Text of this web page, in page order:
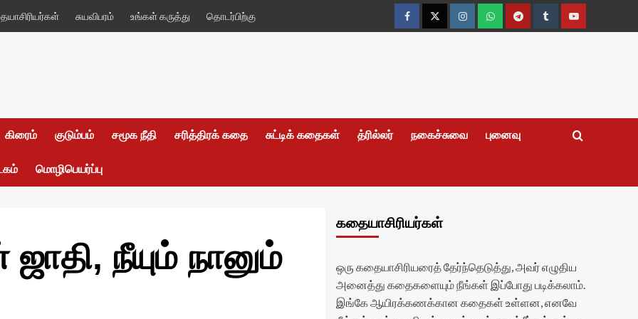
சுயவிபரம் உங்கள் கருத்து தொடர்பிற்கு
FacebookTwitterInstagramWhatsappTelegramTumblrYouTube
கிரைம் குடும்பம் சமூக நீதி சரித்திரக் கதை சுட்டிக் கதைகள் த்ரில்லர் நகைச்சுவை புனைவு
மொழிபெயர்ப்பு
நீயும் நானும்
கதையாசிரியர்கள்
ஒரு கதையாசிரியரைத் தேர்ந்தெடுத்து, அவர் எழுதிய
அனைத்து கதைகளையும் நீங்கள் இப்போது படிக்கலாம்.
இங்கே ஆயிரக்கணக்கான கதைகள் உள்ளன, எனவே